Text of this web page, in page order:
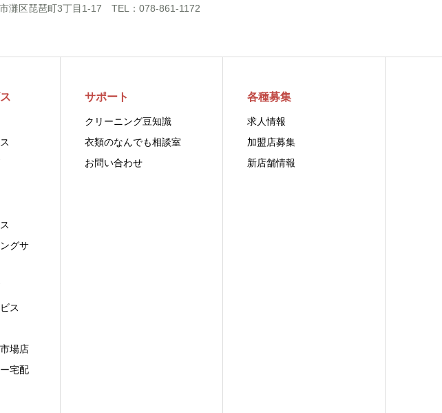
灘区琵琶町3丁目1-17 TEL：078-861-1172
グサ
ス
場店
宅配
サポート
クリーニング豆知識
衣類のなんでも相談室
お問い合わせ
各種募集
求人情報
加盟店募集
新店舗情報